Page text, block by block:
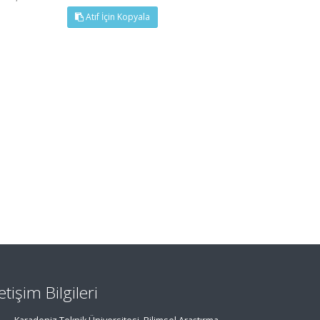
Atıf İçin Kopyala
Bilgileri